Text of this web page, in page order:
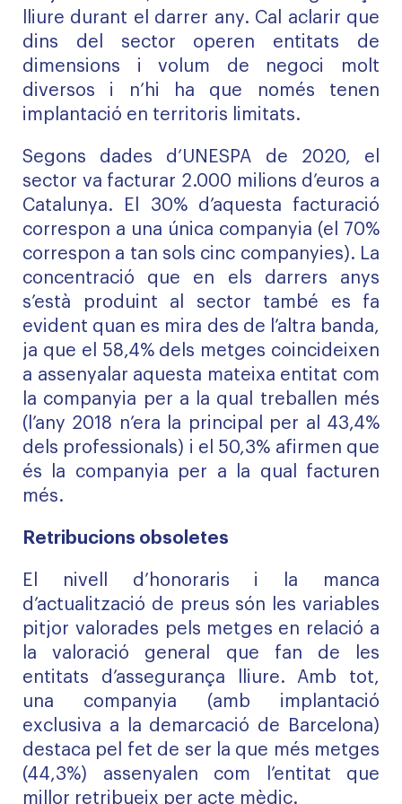
lliure durant el darrer any. Cal aclarir que
dins del sector operen entitats de
dimensions i volum de negoci molt
diversos i n’hi ha que només tenen
implantació en territoris limitats.
Segons dades d’UNESPA de 2020, el
sector va facturar 2.000 milions d’euros a
Catalunya. El 30% d’aquesta facturació
correspon a una única companyia (el 70%
correspon a tan sols cinc companyies). La
concentració que en els darrers anys
s’està produint al sector també es fa
evident quan es mira des de l’altra banda,
ja que el 58,4% dels metges coincideixen
a assenyalar aquesta mateixa entitat com
la companyia per a la qual treballen més
(l’any 2018 n’era la principal per al 43,4%
dels professionals) i el 50,3% afirmen que
és la companyia per a la qual facturen
més.
Retribucions obsoletes
El nivell d’honoraris i la manca
d’actualització de preus són les variables
pitjor valorades pels metges en relació a
la valoració general que fan de les
entitats d’assegurança lliure. Amb tot,
una companyia (amb implantació
exclusiva a la demarcació de Barcelona)
destaca pel fet de ser la que més metges
(44,3%) assenyalen com l’entitat que
millor retribueix per acte mèdic.